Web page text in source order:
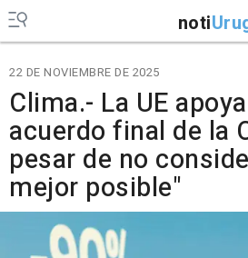
noti
22 DE NOVIEMBRE DE 2025
Clima.- La UE
acuerdo final de la
pesar de no
mejor posible"